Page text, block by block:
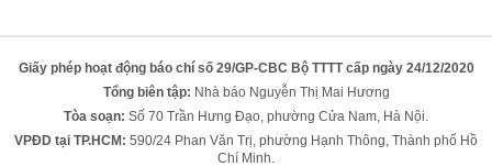
Giấy phép hoạt động báo chí số 29/GP-CBC Bộ TTTT cấp ngày 24/12/2020
Tổng biên tập: Nhà báo Nguyễn Thị Mai Hương
Tòa soạn: Số 70 Trần Hưng Đạo, phường Cửa Nam, Hà Nội.
VPĐD tại TP.HCM: 590/24 Phan Văn Trị, phường Hạnh Thông, Thành phố Hồ
Chí Minh.